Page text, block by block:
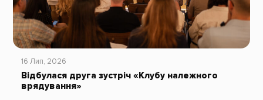
16 Лип, 2026
Відбулася друга зустріч «Клубу належного
врядування»